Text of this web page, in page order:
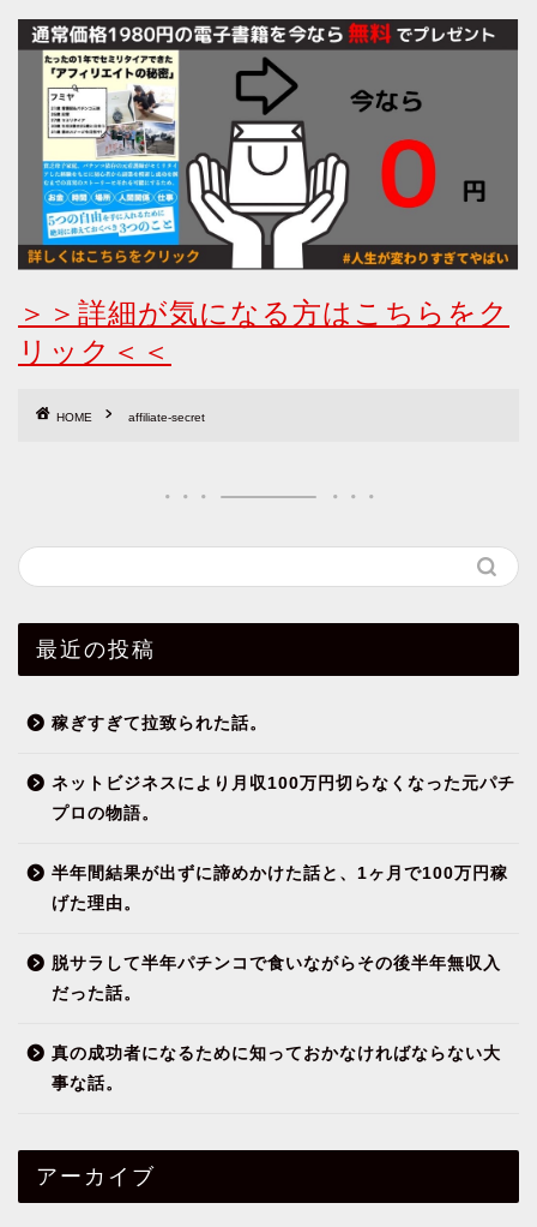
＞＞詳細が気になる方はこちらをク
リック＜＜
HOME affiliate-secret
最近の投稿
稼ぎすぎて拉致られた話。
ネットビジネスにより月収100万円切らなくなった元パチ
プロの物語。
半年間結果が出ずに諦めかけた話と、1ヶ月で100万円稼
げた理由。
脱サラして半年パチンコで食いながらその後半年無収入
だった話。
真の成功者になるために知っておかなければならない大
事な話。
アーカイブ